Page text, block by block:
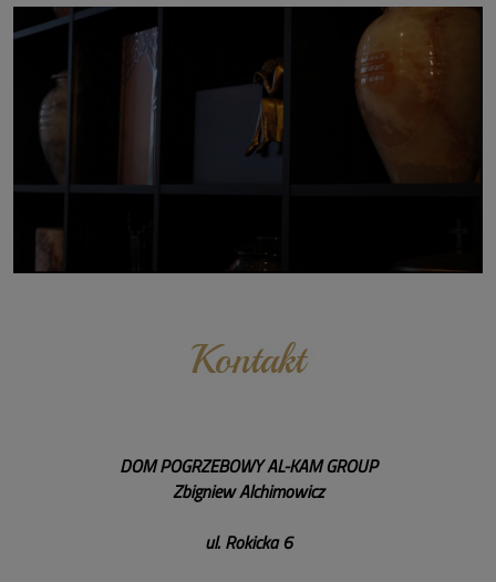
DOM POGRZEBOWYAL-KAM GROUP
Zbigniew Alchimowicz
ul. Rokicka 6